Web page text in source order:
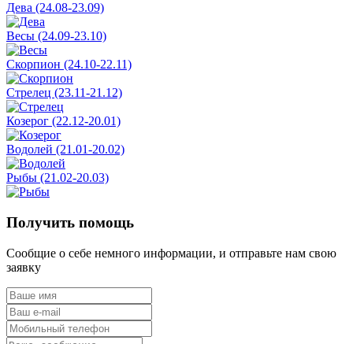
Дева (24.08-23.09)
Весы (24.09-23.10)
Скорпион (24.10-22.11)
Стрелец (23.11-21.12)
Козерог (22.12-20.01)
Водолей (21.01-20.02)
Рыбы (21.02-20.03)
Получить помощь
Сообщие о себе немного информации, и отправьте нам свою
заявку